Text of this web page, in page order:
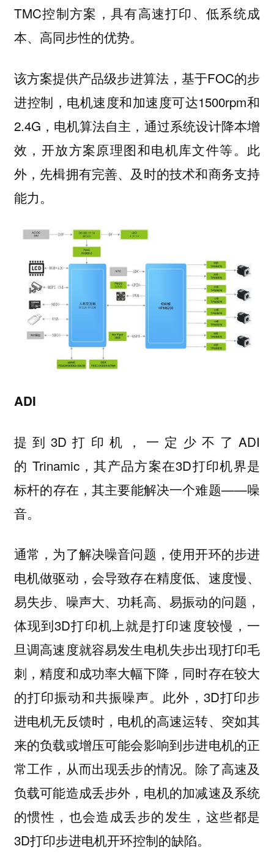
TMC控制方案，具有高速打印、低系统成
本、高同步性的优势。
该方案提供产品级步进算法，基于FOC的步
进控制，电机速度和加速度可达1500rpm和
2.4G，电机算法自主，通过系统设计降本增
效，开放方案原理图和电机库文件等。此
外，先楫拥有完善、及时的技术和商务支持
能力。
ADI
提到3D打印机，一定少不了ADI
的 Trinamic，其产品方案在3D打印机界是
标杆的存在，其主要能解决一个难题——噪
音。
通常，为了解决噪音问题，使用开环的步进
电机做驱动，会导致存在精度低、速度慢、
易失步、噪声大、功耗高、易振动的问题，
体现到3D打印机上就是打印速度较慢，一
旦调高速度就容易发生电机失步出现打印毛
刺，精度和成功率大幅下降，同时存在较大
的打印振动和共振噪声。此外，3D打印步
进电机无反馈时，电机的高速运转、突如其
来的负载或增压可能会影响到步进电机的正
常工作，从而出现丢步的情况。除了高速及
负载可能造成丢步外，电机的加减速及系统
的惯性，也会造成丢步的发生，这些都是
3D打印步进电机开环控制的缺陷。